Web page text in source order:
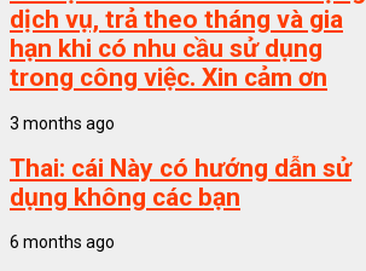
dịch vụ, trả theo tháng và gia
hạn khi có nhu cầu sử dụng
trong công việc. Xin cảm ơn
3 months ago
Thai: cái Này có hướng dẫn sử
dụng không các bạn
6 months ago